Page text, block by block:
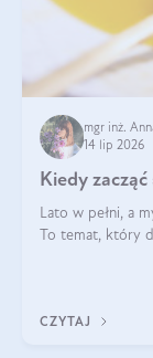
mgr inż.
14 lip 2026
Kiedy
Lato w pełni, a
To temat, który
CZYTAJ